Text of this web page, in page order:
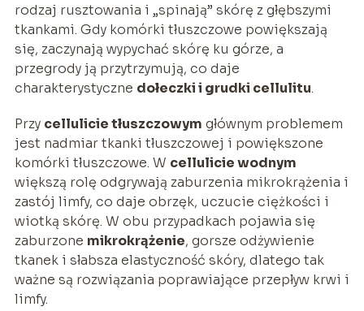
rodzaj rusztowania i „spinają” skórę z głębszymi
tkankami. Gdy komórki tłuszczowe powiększają
się, zaczynają wypychać skórę ku górze, a
przegrody ją przytrzymują, co daje
charakterystyczne dołeczki i grudki cellulitu.
Przy cellulicie tłuszczowym głównym problemem
jest nadmiar tkanki tłuszczowej i powiększone
komórki tłuszczowe. W cellulicie wodnym
większą rolę odgrywają zaburzenia mikrokrążenia i
zastój limfy, co daje obrzęk, uczucie ciężkości i
wiotką skórę. W obu przypadkach pojawia się
zaburzone mikrokrążenie, gorsze odżywienie
tkanek i słabsza elastyczność skóry, dlatego tak
ważne są rozwiązania poprawiające przepływ krwi i
limfy.